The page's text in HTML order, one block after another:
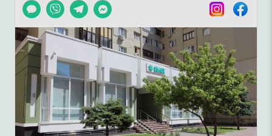
Чат
Viber TelegramMessenger InstagramFacebook